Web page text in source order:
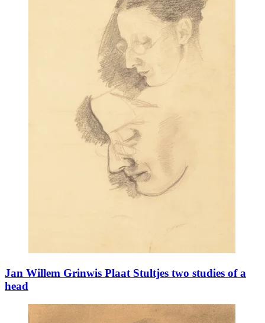
Jan Willem Grinwis Plaat Stultjes two studies of a
head